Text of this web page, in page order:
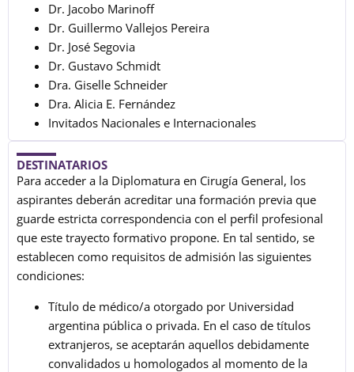
Dr. Jacobo Marinoff
Dr. Guillermo Vallejos Pereira
Dr. José Segovia
Dr. Gustavo Schmidt
Dra. Giselle Schneider
Dra. Alicia E. Fernández
Invitados Nacionales e Internacionales
DESTINATARIOS
Para acceder a la Diplomatura en Cirugía General, los
aspirantes deberán acreditar una formación previa que
guarde estricta correspondencia con el perfil profesional
que este trayecto formativo propone. En tal sentido, se
establecen como requisitos de admisión las siguientes
condiciones:
Título de médico/a otorgado por Universidad
argentina pública o privada. En el caso de títulos
extranjeros, se aceptarán aquellos debidamente
convalidados u homologados al momento de la